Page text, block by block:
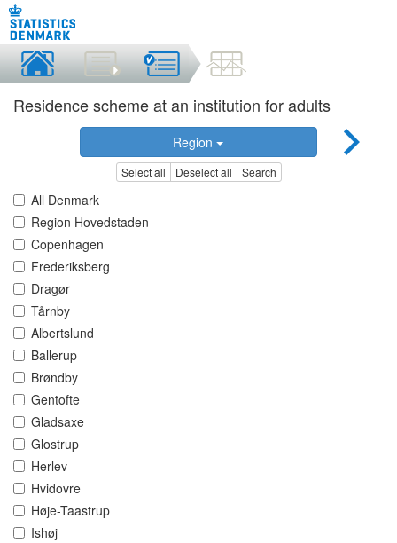
Residence scheme at an institution for adults
Region
Select all Deselect all Search
All Denmark
Region Hovedstaden
Copenhagen
Frederiksberg
Dragør
Tårnby
Albertslund
Ballerup
Brøndby
Gentofte
Gladsaxe
Glostrup
Herlev
Hvidovre
Høje-Taastrup
Ishøj